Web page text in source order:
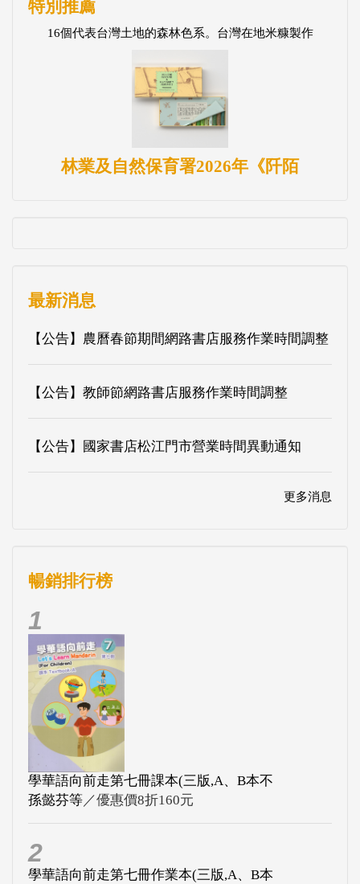
特別推薦
16個代表台灣土地的森林色系。台灣在地米糠製作
林業及自然保育署2026年《阡陌
最新消息
【公告】農曆春節期間網路書店服務作業時間調整
【公告】教師節網路書店服務作業時間調整
【公告】國家書店松江門市營業時間異動通知
更多消息
暢銷排行榜
1
學華語向前走第七冊課本(三版,A、B本不
孫懿芬等／優惠價8折160元
2
學華語向前走第七冊作業本(三版,A、B本